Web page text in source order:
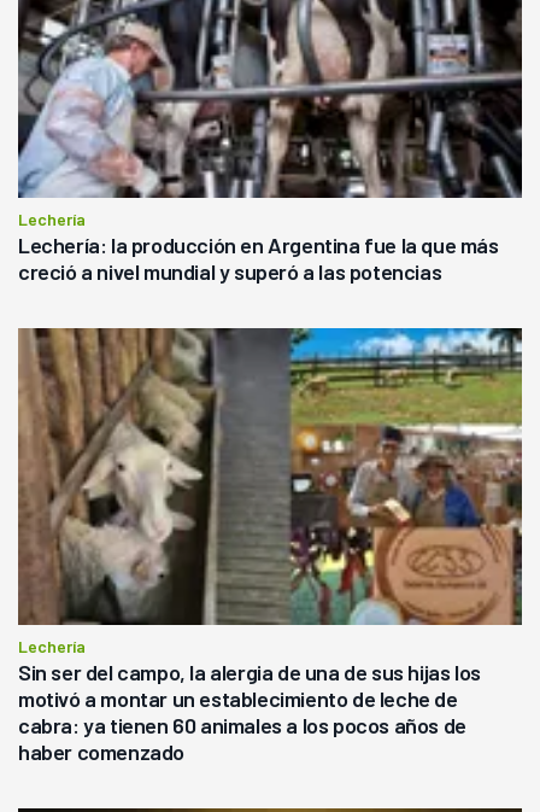
Lechería
Lechería: la producción en Argentina fue la que más
creció a nivel mundial y superó a las potencias
Lechería
Sin ser del campo, la alergia de una de sus hijas los
motivó a montar un establecimiento de leche de
cabra: ya tienen 60 animales a los pocos años de
haber comenzado